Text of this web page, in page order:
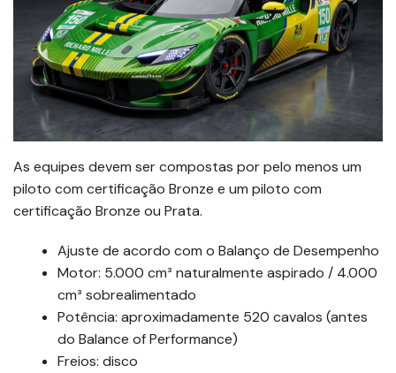
As equipes devem ser compostas por pelo menos um
piloto com certificação Bronze e um piloto com
certificação Bronze ou Prata.
Ajuste de acordo com o Balanço de Desempenho
Motor: 5.000 cm³ naturalmente aspirado / 4.000
cm³ sobrealimentado
Potência: aproximadamente 520 cavalos (antes
do Balance of Performance)
Freios: disco